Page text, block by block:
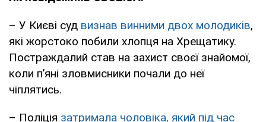
– У Києві суд визнав винними двох молодиків,
які жорстоко побили хлопця на Хрещатику.
Постраждалий став на захист своєї знайомої,
коли п’яні зловмисники почали до неї
чіплятись.
– Поліція затримала чоловіка, який під час